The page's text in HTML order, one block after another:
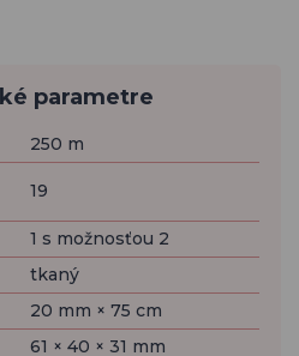
parametre
250 m
19
1 s možnosťou 2
tkaný
20 mm × 75 cm
61 × 40 × 31 mm